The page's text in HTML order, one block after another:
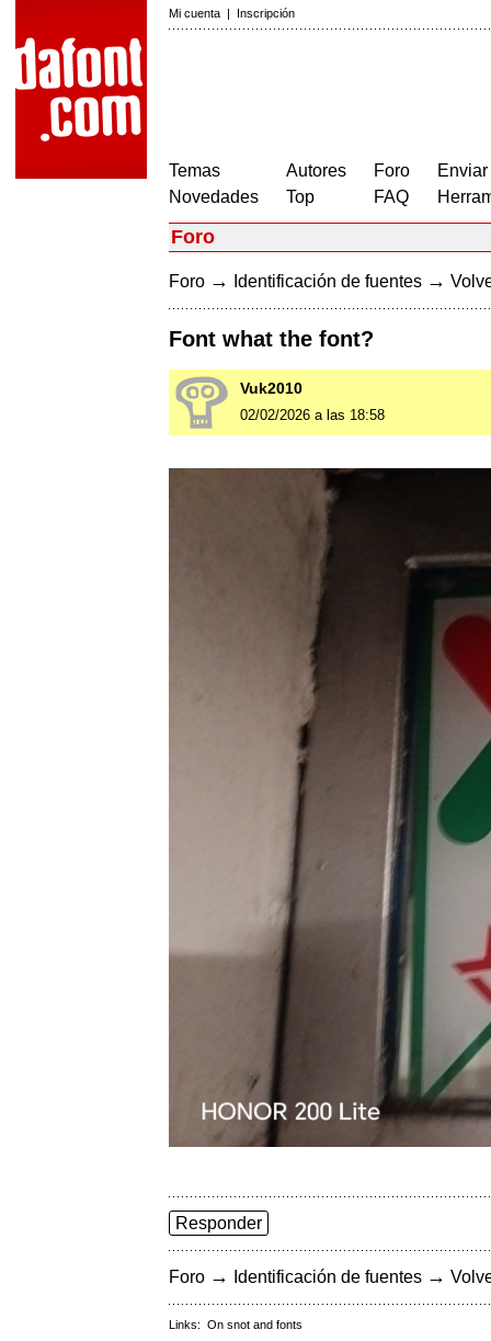
Mi cuenta | Inscripción
Temas
Novedades
Autores
Top
Foro
FAQ
Foro
Foro → Identificación de fuentes →
Font what the font?
Vuk2010
02/02/2026 a las 18:58
Responder
Foro → Identificación de fuentes →
Links: On snot and fonts